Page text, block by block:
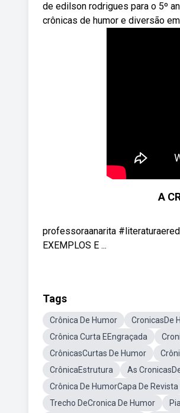
de edilson rodrigues para o 5º
crônicas de humor e diversão
A
professoraanarita
EXEMPLOS E ...
Tags
Crônica De Humor CronicasDe
Crônica Curta EEngraçada
CrônicasCurtas De Humor
CrônicaEstrutura
As
Crônica De HumorCapa De Revista
Trecho DeCronica De Humor